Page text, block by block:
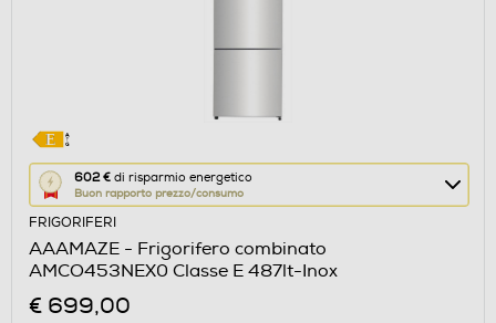
602 € di risparmio energetico
Buon rapporto prezzo/consumo
Questa
azione
aprirà
il
Calcolatore
di
FRIGORIFERI
AAAMAZE - Frigorifero combinato
AMCO453NEX0 Classe E 487lt-Inox
€ 699,00